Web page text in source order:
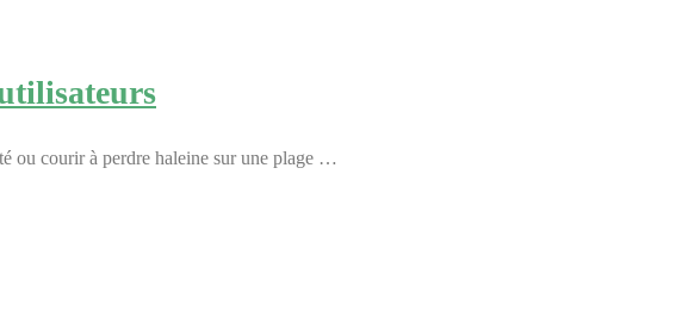
ou courir à perdre haleine sur une plage …